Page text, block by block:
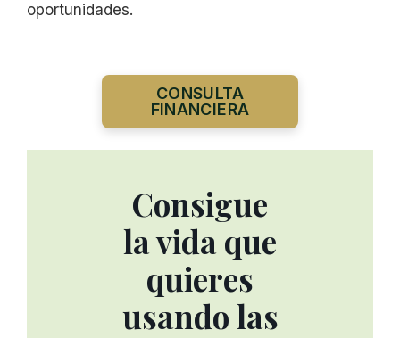
oportunidades.
CONSULTA
FINANCIERA
Consigue
la vida que
quieres
usando las